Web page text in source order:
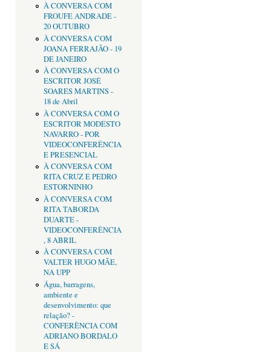
À CONVERSA COM
FROUFE ANDRADE -
20 OUTUBRO
À CONVERSA COM
JOANA FERRAJÃO - 19
DE JANEIRO
À CONVERSA COM O
ESCRITOR JOSÉ
SOARES MARTINS -
18 de Abril
À CONVERSA COM O
ESCRITOR MODESTO
NAVARRO - POR
VIDEOCONFERÊNCIA
E PRESENCIAL
À CONVERSA COM
RITA CRUZ E PEDRO
ESTORNINHO
À CONVERSA COM
RITA TABORDA
DUARTE -
VIDEOCONFERÊNCIA
, 8 ABRIL
À CONVERSA COM
VALTER HUGO MÃE,
NA UPP
Água, barragens,
ambiente e
desenvolvimento: que
relação? -
CONFERÊNCIA COM
ADRIANO BORDALO
E SÁ